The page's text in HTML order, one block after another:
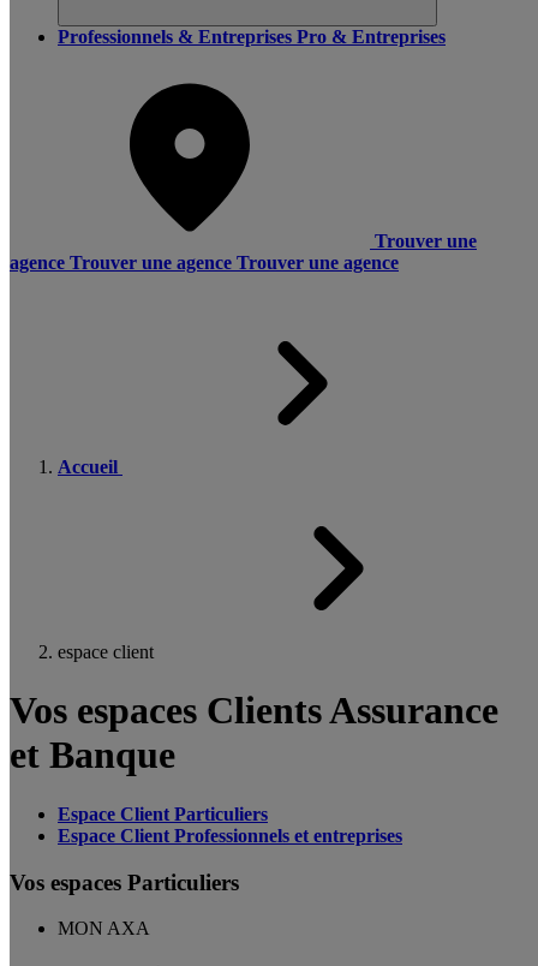
Professionnels & Entreprises Pro & Entreprises
Trouver une
agence Trouver une agence Trouver une agence
Accueil
espace client
Vos espaces Clients Assurance
et Banque
Espace Client Particuliers
Espace Client Professionnels et entreprises
Vos espaces Particuliers
MON AXA